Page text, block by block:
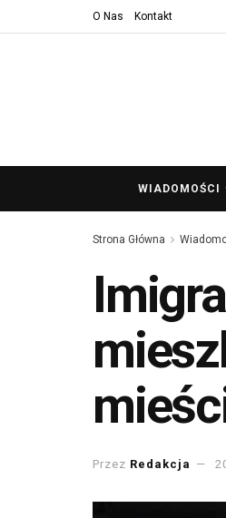
O Nas Kontakt
WIADOMOŚCI
Strona Główna
Przez Redakcja